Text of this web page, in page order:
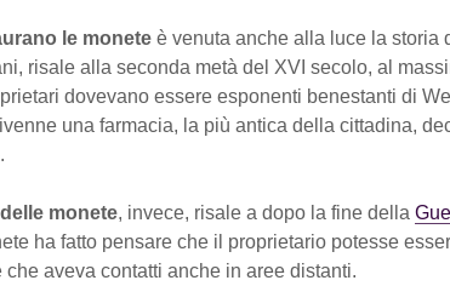
le monete è venuta anche alla luce la storia
risale alla seconda metà del XVI secolo, al
dovevano essere esponenti benestanti di
una farmacia, la più antica della cittadina,
.
monete, invece, risale a dopo la fine della
ha fatto pensare che il proprietario potesse
che aveva contatti anche in aree distanti.